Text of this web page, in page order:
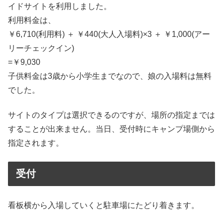
イドサイトを利用しました。
利用料金は、
￥6,710(利用料) ＋ ￥440(大人入場料)×3 ＋ ￥1,000(アー
リーチェックイン)
=￥9,030
子供料金は3歳から小学生までなので、娘の入場料は無料
でした。
サイトのタイプは選択できるのですが、場所の指定までは
することが出来ません。当日、受付時にキャンプ場側から
指定されます。
受付
看板横から入場していくと駐車場にたどり着きます。